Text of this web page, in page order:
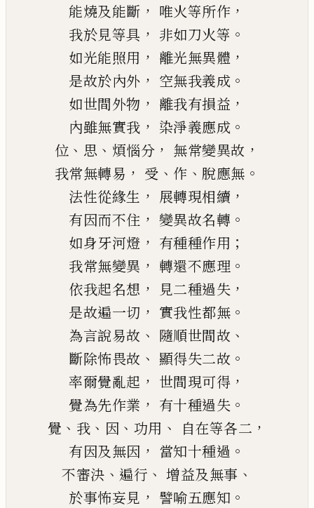
能燒及能斷 ， 唯火等所作 ，
我於見等具 ， 非如刀火等 。
如光能照用 ， 離光無異體 ，
是故於內外 ， 空無我義成 。
如世間外物 ， 離我有損益 ，
內雖無實我 ， 染淨義應成 。
位 、 思 、 煩惱分 ， 無常變異故 ，
我常無轉易 ， 受 、 作 、 脫應無 。
法性從緣生 ， 展轉現相續 ，
有因而不住 ， 變異故名轉 。
如身牙河燈 ， 有種種作用 ；
我常無變異 ， 轉還不應理 。
依我起名想 ， 見二種過失 ，
是故遍一切 ， 實我性都無 。
為言說易故 、 隨順世間故 、
斷除怖畏故 、 顯得失二故 。
率爾覺亂起 ， 世間現可得 ，
覺為先作業 ， 有十種過失 。
覺 、 我 、 因 、 功用 、 自在等各二 ，
有因及無因 ， 當知十種過 。
不審決 、 遍行 、 增益及無事 、
於事怖妄見 ， 譬喻五應知 。